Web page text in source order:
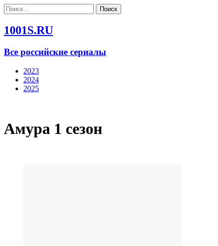
Найти:
1001S.RU
Все российские сериалы
2023
2024
2025
Амура 1 сезон